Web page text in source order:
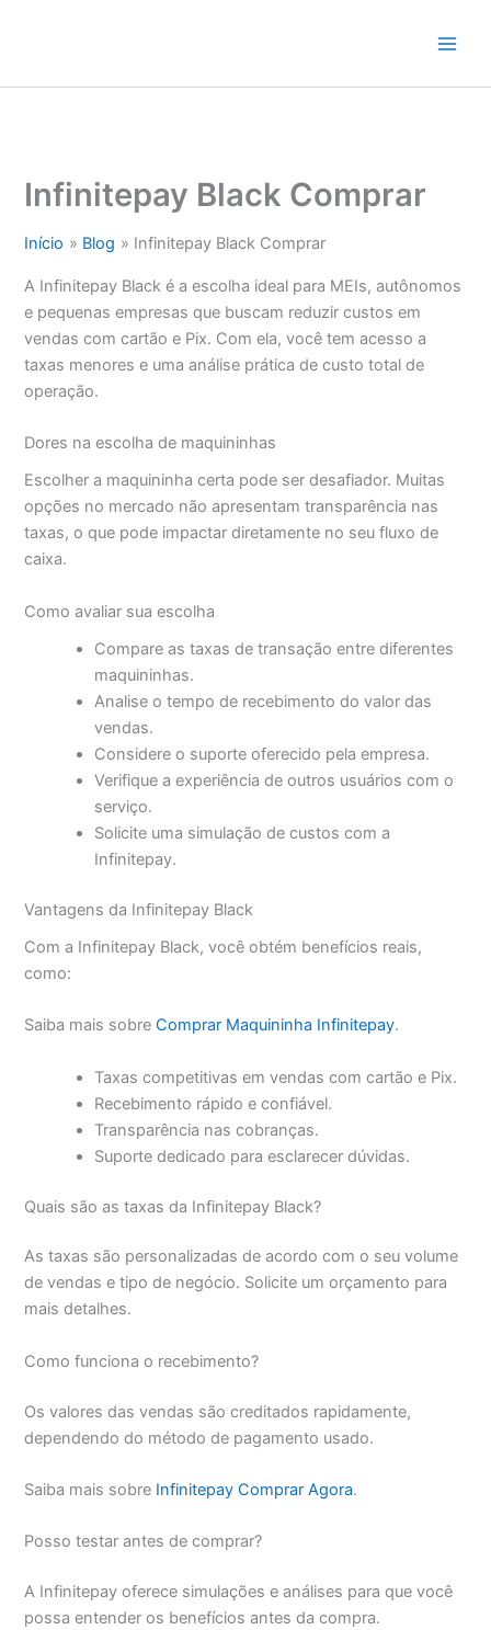
conteúdo
Infinitepay Black Comprar
Início Blog Infinitepay Black Comprar
A Infinitepay Black é a escolha ideal para MEIs, autônomos
e pequenas empresas que buscam reduzir custos em
vendas com cartão e Pix. Com ela, você tem acesso a
taxas menores e uma análise prática de custo total de
operação.
Dores na escolha de maquininhas
Escolher a maquininha certa pode ser desafiador. Muitas
opções no mercado não apresentam transparência nas
taxas, o que pode impactar diretamente no seu fluxo de
caixa.
Como avaliar sua escolha
Compare as taxas de transação entre diferentes
maquininhas.
Analise o tempo de recebimento do valor das
vendas.
Considere o suporte oferecido pela empresa.
Verifique a experiência de outros usuários com o
serviço.
Solicite uma simulação de custos com a
Infinitepay.
Vantagens da Infinitepay Black
Com a Infinitepay Black, você obtém benefícios reais,
como:
Saiba mais sobreComprar Maquininha Infinitepay.
Taxas competitivas em vendas com cartão e Pix.
Recebimento rápido e confiável.
Transparência nas cobranças.
Suporte dedicado para esclarecer dúvidas.
Quais são as taxas da Infinitepay Black?
As taxas são personalizadas de acordo com o seu volume
de vendas e tipo de negócio. Solicite um orçamento para
mais detalhes.
Como funciona o recebimento?
Os valores das vendas são creditados rapidamente,
dependendo do método de pagamento usado.
Saiba mais sobre Infinitepay Comprar Agora.
Posso testar antes de comprar?
A Infinitepay oferece simulações e análises para que você
possa entender os benefícios antes da compra.